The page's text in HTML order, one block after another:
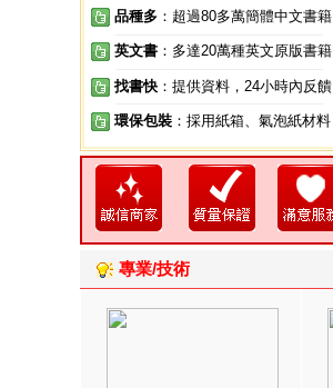
品種多 ：超過80多萬簡體中文書籍
英文書 ：多達20萬種英文原版書籍
找書快 ：提供資料，24小時內反饋
環保包裝 ：採用紙箱、氣泡紙材料
專業/技術